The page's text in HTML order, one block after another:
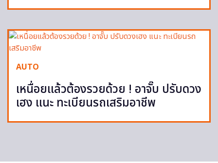
AUTO
เหนื่อยแล้วต้องรวยด้วย ! อาจั๊บ ปรับดวง
เฮง แนะ ทะเบียนรถเสริมอาชีพ